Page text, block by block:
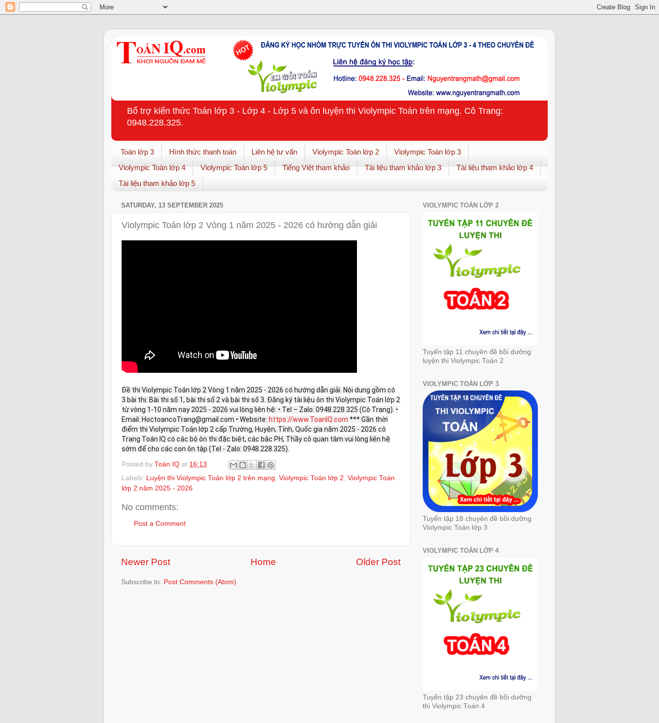
Bổ trợ kiến thức Toán lớp 3 - Lớp 4 - Lớp 5 và ôn luyện thi Violympic Toán trên mạng. Cô Trang:
0948.228.325.
Toán lớp 3 Hình thức thanh toán Liên hệ tư vấn Violympic Toán lớp 2
Violympic Toán lớp 3
Violympic Toán lớp 4
Violympic Toán lớp 5 Tiếng Việt tham khảo Tài liệu tham khảo lớp 3
Tài liệu tham khảo lớp 4
Tài liệu tham khảo lớp 5
SATURDAY, 13 SEPTEMBER 2025
Violympic Toán lớp 2 Vòng 1 năm 2025 - 2026 có hướng dẫn giải
Đề thi Violympic Toán lớp 2 Vòng 1 năm 2025 - 2026 có hướng dẫn giải. Nội dung gồm có
3 bài thi: Bài thi số 1, bài thi số 2 và bài thi số 3. Đăng ký tài liệu ôn thi Violympic Toán lớp 2
từ vòng 1-10 năm nay 2025 - 2026 vui lòng liên hệ: • Tel – Zalo: 0948.228.325 (Cô Trang). •
Email: HoctoancoTrang@gmail.com • Website: https://www.ToanIQ.com *** Gần thời
điểm thi Violympic Toán lớp 2 cấp Trường, Huyện, Tỉnh, Quốc gia năm 2025 - 2026 cô
Trang Toán IQ có các bộ ôn thi đặc biệt, các bậc PH, Thầy cô quan tâm vui lòng liên hệ
sớm để cho các con ôn tập (Tel - Zalo: 0948.228.325).
Posted by Toán IQ at 16:13
Labels: Luyện thi Violympic Toán lớp 2 trên mạng, Violympic Toán lớp 2, Violympic Toán
lớp 2 năm 2025 - 2026
No comments:
Post a Comment
Newer Post Older Post
Home
Subscribe to: Post Comments (Atom)
VIOLYMPIC TOÁN LỚP 2
Tuyển tập 11 chuyên đề bồi dưỡng
luyện thi Violympic Toán 2
VIOLYMPIC TOÁN LỚP 3
Tuyển tập 18 chuyên đề bồi dưỡng
Violympic Toán lớp 3
VIOLYMPIC TOÁN LỚP 4
Tuyển tập 23 chuyên đề bồi dưỡng
thi Violympic Toán 4